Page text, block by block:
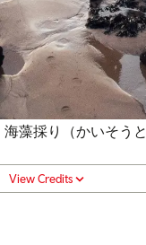
海藻採り（かいそうと
View Credits